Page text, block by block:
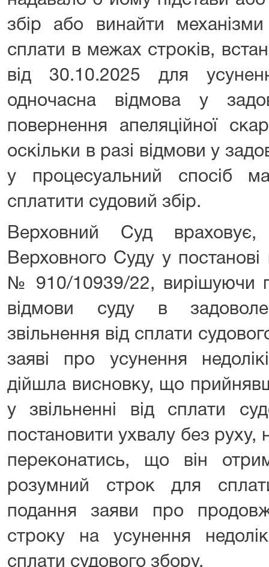
збір або винайти
сплати в межах строків,
від 30.10.2025 для
одночасна відмова у
повернення апеляційної
оскільки в разі відмови у
у процесуальний спосіб
сплатити судовий збір.
Верховний Суд
Верховного Суду у
№ 910/10939/22, вирішуючи
відмови суду в
звільнення від сплати
заяві про усунення
дійшла висновку, що
у звільненні від сплати
постановити ухвалу без руху,
переконатись, що він
розумний строк для
подання заяви про
строку на усунення
сплати судового збору.